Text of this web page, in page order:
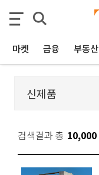
마켓 금융 부동산
검색결과 총 10,000